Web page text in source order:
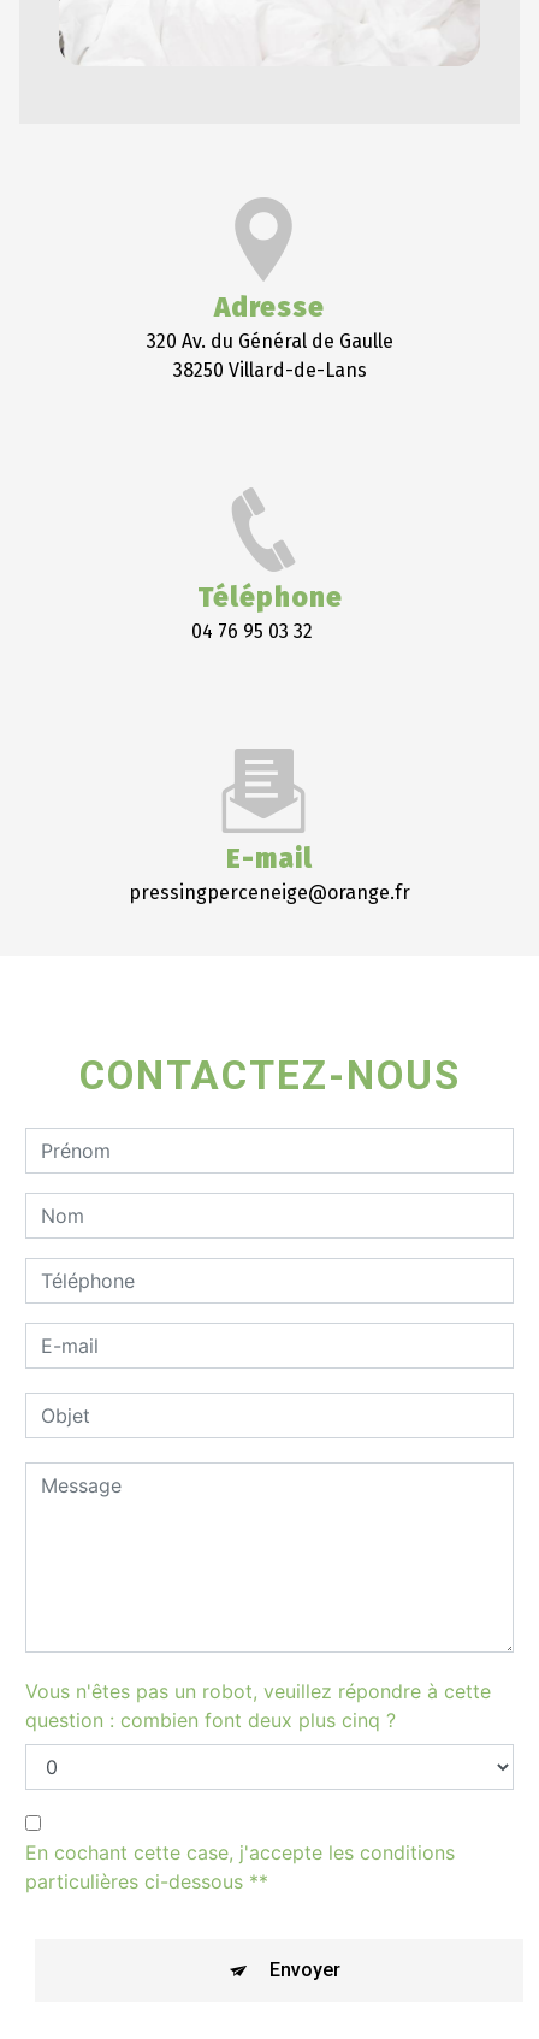
Adresse
320 Av. du Général de Gaulle
38250 Villard-de-Lans
Téléphone
04 76 95 03 32
E-mail
pressingperceneige@orange.fr
CONTACTEZ-NOUS
Vous n'êtes pas un robot, veuillez répondre à cette
question : combien font deux plus cinq ?
En cochant cette case, j'accepte les conditions
particulières ci-dessous **
Envoyer